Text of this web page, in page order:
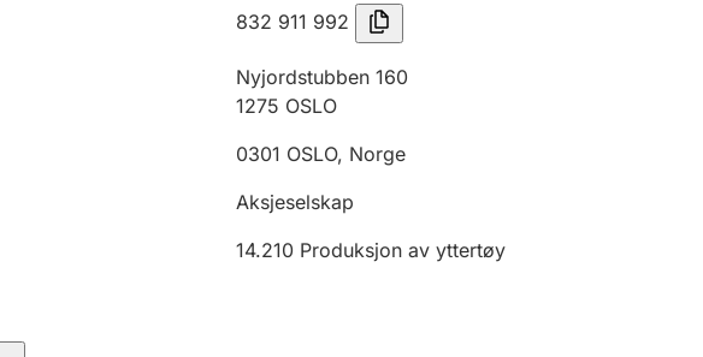
832 911 992
Nyjordstubben 160
1275 OSLO
0301 OSLO, Norge
Aksjeselskap
14.210 Produksjon av yttertøy